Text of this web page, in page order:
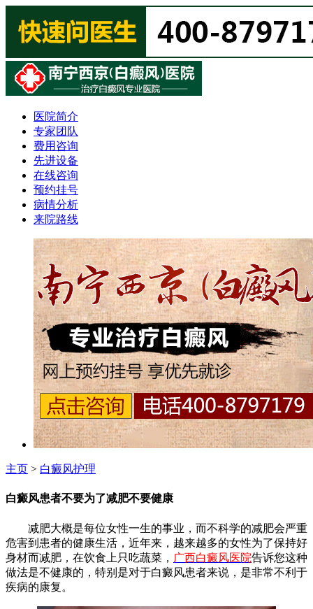
医院简介
专家团队
费用咨询
先进设备
在线咨询
预约挂号
病情分析
来院路线
主页 > 白癜风护理
白癜风患者不要为了减肥不要健康
减肥大概是每位女性一生的事业，而不科学的减肥会严重
危害到患者的健康生活，近年来，越来越多的女性为了保持好
身材而减肥，在饮食上只吃蔬菜， 广西白癜风医院告诉您这种
做法是不健康的，特别是对于白癜风患者来说，是非常不利于
疾病的康复。